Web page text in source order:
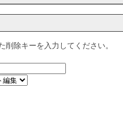
削除キーを入力してください。